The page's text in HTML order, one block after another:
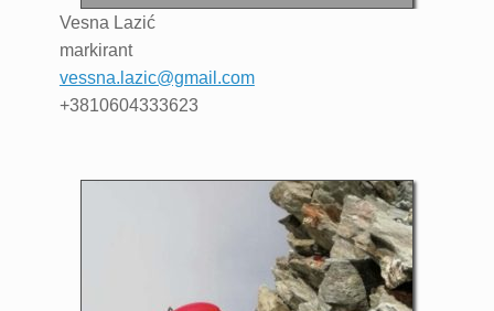
Vesna Lazić
markirant
vessna.lazic@gmail.com
+3810604333623